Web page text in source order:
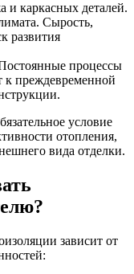
и каркасных деталей.
Сырость,
развития
процессы
к преждевременной
условие
отопления,
вида отделки.
зависит от